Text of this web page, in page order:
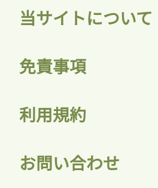
当サイトについて
免責事項
利用規約
お問い合わせ